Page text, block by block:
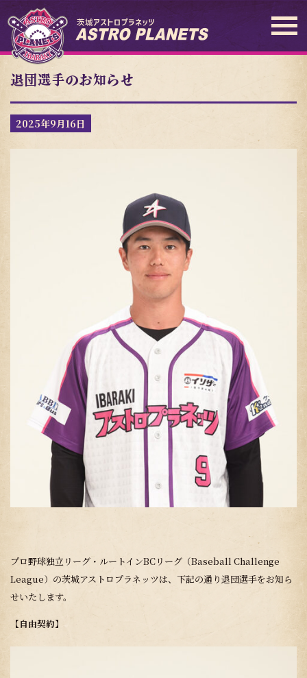
退団選手のお知らせ
2025年9月16日
プロ野球独立リーグ・ルートインBCリーグ（Baseball Challenge
League）の茨城アストロプラネッツは、下記の通り退団選手をお知ら
せいたします。
【自由契約】